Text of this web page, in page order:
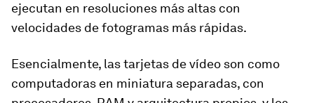
ejecutan en resoluciones más altas con
velocidades de fotogramas más rápidas.
Esencialmente, las tarjetas de vídeo son como
computadoras en miniatura separadas, con